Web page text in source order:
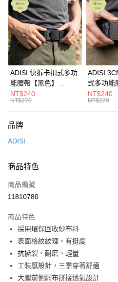
LINE Pay
Apple Pay
街口支付
悠遊付
Google Pay
全盈+PAY
AFTEE先享後付
【關於「AFTEE先享後付」】
便利好安心！
１．簡單：不需註冊會員、不需綁卡、不
２．便利：只要手機號碼，簡訊認證，即
３．安心：先確認商品／服務後，再付款
１．於結帳方式選擇「AFTEE先享後付
結帳頁面，進行簡訊認證並確認金額後，
２．訂單成立數日內，您將收到繳費通知
３．收到繳費通知簡訊後14天內，點擊
ATM／網路銀行／等多元方式進行付款，
購買商品的店家。未經商家同意取消之
後付繳納相關費用。
貨到付款
運送方式
7-11取貨付款
每筆NT$60，滿NT$799(含以上)免運
宅配
ADISI 快拆卡扣式多功
能腰帶【黑色】
AS26038 / MIT台灣製
NT$240
NT$270
ADISI
式多功能
AS26047
NT$240
NT$270
品牌
ADISI
商品特色
商品編號
11810780
商品特色
採用環保回收紗布料
表面格紋紋理，有挺度
抗撕裂、耐磨、輕量
工裝感設計，三季穿著舒適
大腿前側網布拼接透氣設計